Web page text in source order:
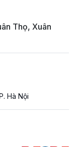
Thọ, Xuân
Hà Nội